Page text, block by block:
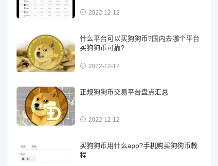
2022-12-12
什么平台可以买狗狗币?国内去哪个平台
买狗狗币可靠?
2022-12-12
正规狗狗币交易平台盘点汇总
2022-12-12
买狗狗币用什么app?手机购买狗狗币教
程